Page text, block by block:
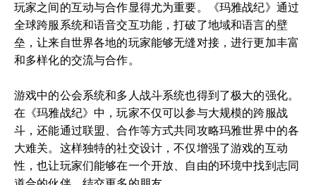
玩家之间的互动与合作显得尤为重要。《玛雅战纪》通过
全球跨服系统和语音交互功能，打破了地域和语言的壁
垒，让来自世界各地的玩家能够无缝对接，进行更加丰富
和多样化的交流与合作。
游戏中的公会系统和多人战斗系统也得到了极大的强化。
在《玛雅战纪》中，玩家不仅可以参与大规模的跨服战
斗，还能通过联盟、合作等方式共同攻略玛雅世界中的各
大难关。这样独特的社交设计，不仅增强了游戏的互动
性，也让玩家们能够在一个开放、自由的环境中找到志同